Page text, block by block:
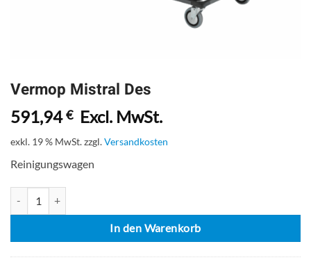
Vermop Mistral Des
591,94€ Excl. MwSt.
exkl. 19 % MwSt.zzgl.Versandkosten
Reinigungswagen
In den Warenkorb